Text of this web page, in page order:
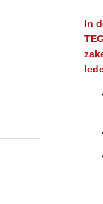
In